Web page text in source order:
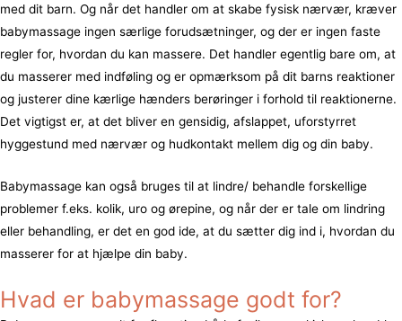
med dit barn. Og når det handler om at skabe fysisk nærvær, kræver
babymassage ingen særlige forudsætninger, og der er ingen faste
regler for, hvordan du kan massere. Det handler egentlig bare om, at
du masserer med indføling og er opmærksom på dit barns reaktioner
og justerer dine kærlige hænders berøringer i forhold til reaktionerne.
Det vigtigst er, at det bliver en gensidig, afslappet, uforstyrret
hyggestund med nærvær og hudkontakt mellem dig og din baby.
Babymassage kan også bruges til at lindre/ behandle forskellige
problemer f.eks. kolik, uro og ørepine, og når der er tale om lindring
eller behandling, er det en god ide, at du sætter dig ind i, hvordan du
masserer for at hjælpe din baby.
Hvad er babymassage godt for?